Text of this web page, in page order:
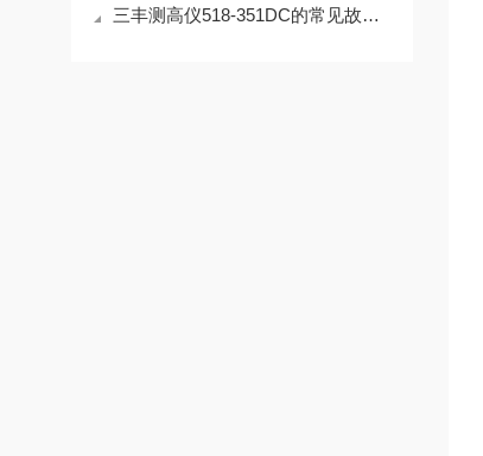
三丰测高仪518-351DC的常见故障及解决方法介绍